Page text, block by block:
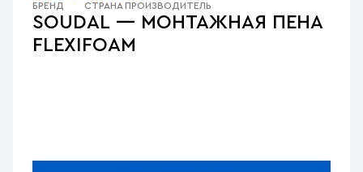
SOUDAL — МОНТАЖНАЯ ПЕНА
FLEXIFOAM
БРЕНД СТРАНА ПРОИЗВОДИТЕЛЬ